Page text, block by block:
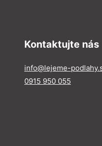
Kontaktujte nás
info@lejeme-
0915 950 055